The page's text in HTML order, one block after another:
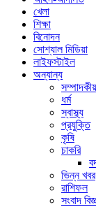
খেলা
শিক্ষা
বিনোদন
সোশ্যাল মিডিয়া
লাইফস্টাইল
অন্যান্য
সম্পাদকীয়
ধর্ম
স্বাস্থ্য
প্রযুক্তি
কৃষি
চাকরি
ভিন্ন খবর
রাশিফল
সংবাদ